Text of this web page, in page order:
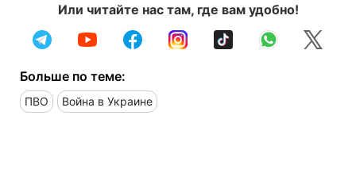
Или читайте нас там, где вам удобно!
Больше по теме:
ПВО Война в Украине